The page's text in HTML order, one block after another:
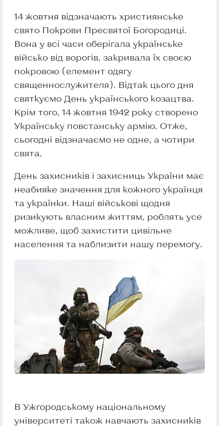
14 жовтня відзначають християнське
свято Покрови Пресвятої Богородиці.
Вона у всі часи оберігала українське
військо від ворогів, закривала їх своєю
покровою (елемент одягу
священнослужителя). Відтак цього дня
святкуємо День українського козацтва.
Крім того, 14 жовтня 1942 року створено
Українську повстанську армію. Отже,
сьогодні відзначаємо не одне, а чотири
свята.
День захисників і захисниць України має
неабияке значення для кожного українця
та українки. Наші військові щодня
ризикують власним життям, роблять усе
можливе, щоб захистити цивільне
населення та наблизити нашу перемогу.
В Ужгородському національному
університеті також навчають захисників